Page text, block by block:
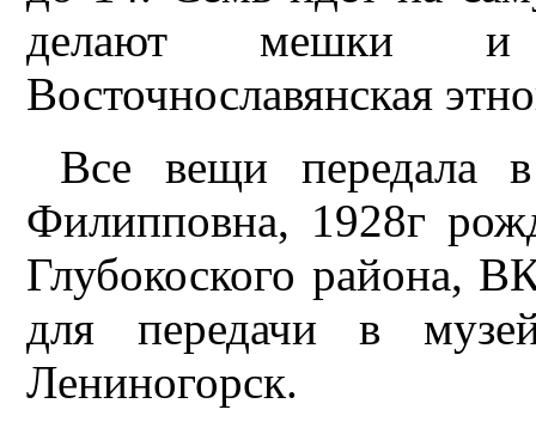
делают мешки и
Восточнославянская
Все вещи передала
Филипповна, 1928г
Глубокоского района,
для передачи в
Лениногорск.